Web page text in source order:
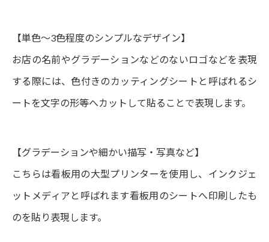
【単色〜3色程度のシンプルなデザイン】
お店の名前やグラデーションなどのないロゴなどを表現
する際には、色付きのカッティングシートと呼ばれるシ
ートを文字の形等へカットして貼ることで表現します。
【グラデーションや細かい描写・写真など】
こちらは看板用の大型プリンターを使用し、インクジェ
ットメディアと呼ばれます看板用のシートへ印刷したも
のを貼り表現します。